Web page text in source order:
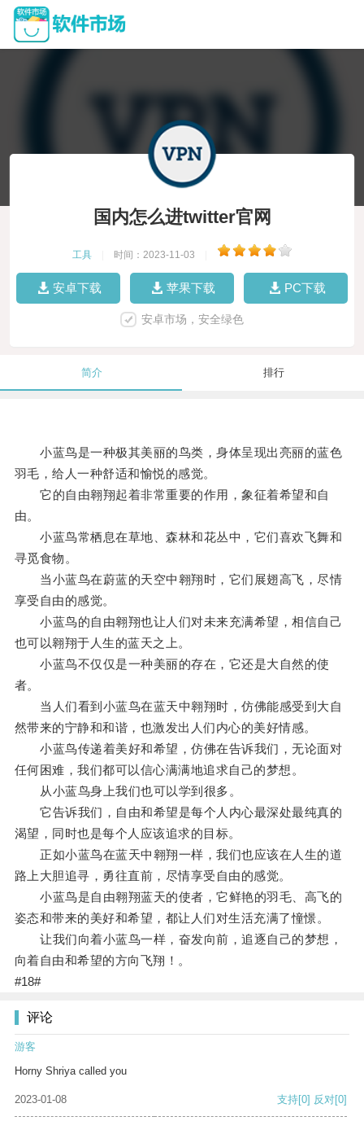
国内怎么进twitter官网
工具 时间：2023-11-03
安卓下载 苹果下载 PC下载
安卓市场，安全绿色
简介 排行
小蓝鸟是一种极其美丽的鸟类，身体呈现出亮丽的蓝色
羽毛，给人一种舒适和愉悦的感觉。
它的自由翱翔起着非常重要的作用，象征着希望和自
由。
小蓝鸟常栖息在草地、森林和花丛中，它们喜欢飞舞和
寻觅食物。
当小蓝鸟在蔚蓝的天空中翱翔时，它们展翅高飞，尽情
享受自由的感觉。
小蓝鸟的自由翱翔也让人们对未来充满希望，相信自己
也可以翱翔于人生的蓝天之上。
小蓝鸟不仅仅是一种美丽的存在，它还是大自然的使
者。
当人们看到小蓝鸟在蓝天中翱翔时，仿佛能感受到大自
然带来的宁静和和谐，也激发出人们内心的美好情感。
小蓝鸟传递着美好和希望，仿佛在告诉我们，无论面对
任何困难，我们都可以信心满满地追求自己的梦想。
从小蓝鸟身上我们也可以学到很多。
它告诉我们，自由和希望是每个人内心最深处最纯真的
渴望，同时也是每个人应该追求的目标。
正如小蓝鸟在蓝天中翱翔一样，我们也应该在人生的道
路上大胆追寻，勇往直前，尽情享受自由的感觉。
小蓝鸟是自由翱翔蓝天的使者，它鲜艳的羽毛、高飞的
姿态和带来的美好和希望，都让人们对生活充满了憧憬。
让我们向着小蓝鸟一样，奋发向前，追逐自己的梦想，
向着自由和希望的方向飞翔！。
#18#
评论
游客
Horny Shriya called you
2023-01-08 支持[0] 反对[0]